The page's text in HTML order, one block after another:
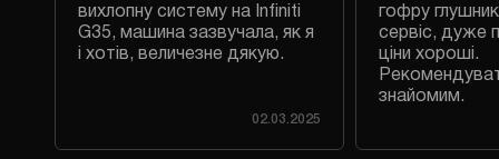
вихлопну систему на Infiniti
G35, машина зазвучала, як я
і хотів, величезне дякую.
02.03.2025
гофру
сервіс, дуже
ціни хороші.
знайомим.